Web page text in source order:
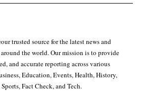
trusted source for the latest news and
the world. Our mission is to provide
and accurate reporting across various
Education, Events, Health, History,
Fact Check, and Tech.